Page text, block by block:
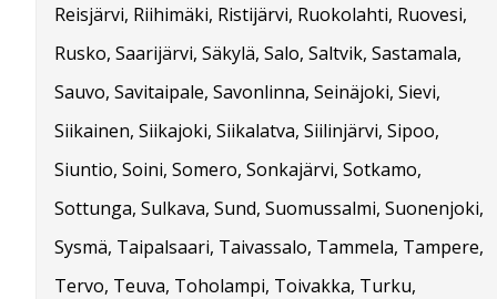
Reisjärvi, Riihimäki, Ristijärvi, Ruokolahti, Ruovesi,
Rusko, Saarijärvi, Säkylä, Salo, Saltvik, Sastamala,
Sauvo, Savitaipale, Savonlinna, Seinäjoki, Sievi,
Siikainen, Siikajoki, Siikalatva, Siilinjärvi, Sipoo,
Siuntio, Soini, Somero, Sonkajärvi, Sotkamo,
Sottunga, Sulkava, Sund, Suomussalmi, Suonenjoki,
Sysmä, Taipalsaari, Taivassalo, Tammela, Tampere,
Tervo, Teuva, Toholampi, Toivakka, Turku,